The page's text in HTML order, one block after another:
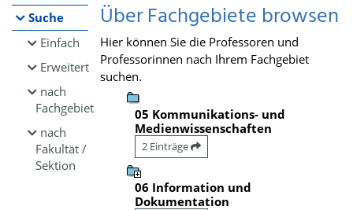
Suche
Einfach
Erweitert
nach
Fachgebiet
nach
Fakultät /
Sektion
Über Fachgebiete browsen
Hier können Sie die Professoren und
Professorinnen nach Ihrem Fachgebiet
suchen.
05 Kommunikations- und
Medienwissenschaften
2 Einträge
06 Information und
Dokumentation